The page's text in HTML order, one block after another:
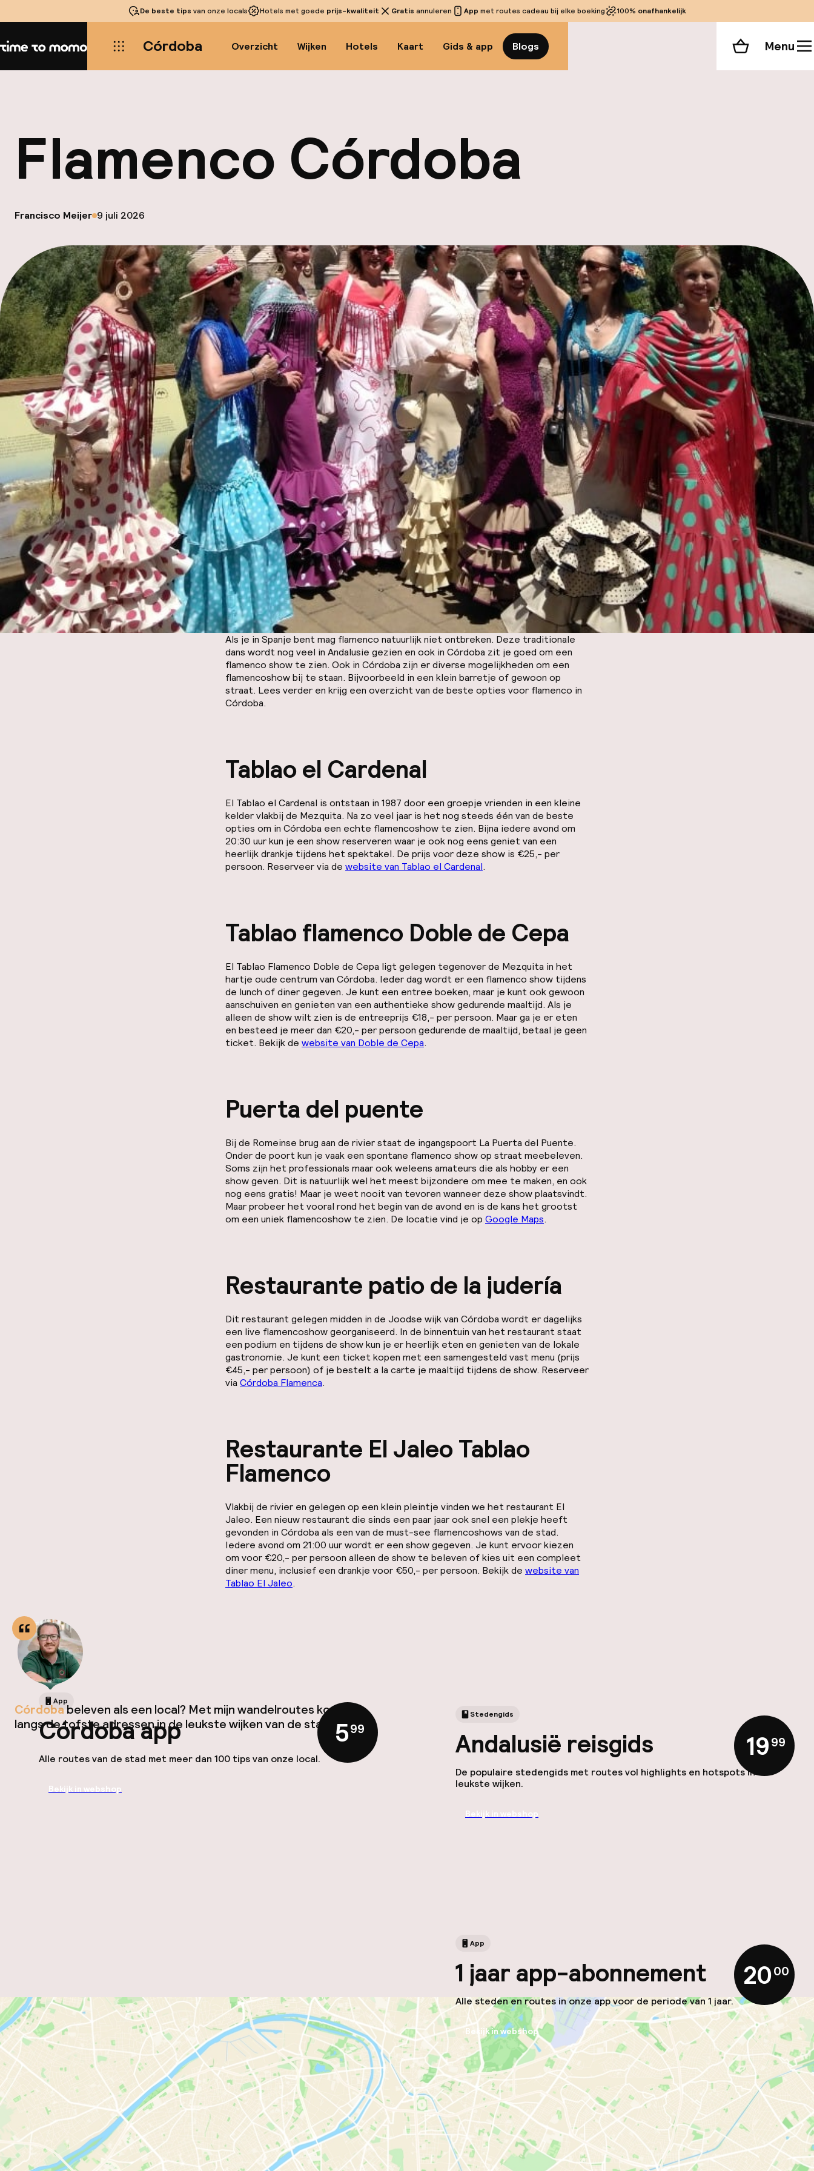
De beste tips van onze locals Hotels met goede prijs-kwaliteit Gratis annuleren App met routes cadeau bij elke boeking 100% onafhankelijk
Home Córdoba Overzicht Wijken Hotels Kaart Gids & app Blogs Winkelmand
Menu
Flamenco Córdoba
Gepubliceerd door
Francisco Meijer op
9 juli 2026
Als je in Spanje bent mag flamenco natuurlijk niet ontbreken. Deze traditionale
dans wordt nog veel in Andalusie gezien en ook in Córdoba zit je goed om een
flamenco show te zien. Ook in Córdoba zijn er diverse mogelijkheden om een
flamencoshow bij te staan. Bijvoorbeeld in een klein barretje of gewoon op
straat. Lees verder en krijg een overzicht van de beste opties voor flamenco in
Córdoba.
Tablao el Cardenal
El Tablao el Cardenal is ontstaan in 1987 door een groepje vrienden in een kleine
kelder vlakbij de Mezquita. Na zo veel jaar is het nog steeds één van de beste
opties om in Córdoba een echte flamencoshow te zien. Bijna iedere avond om
20:30 uur kun je een show reserveren waar je ook nog eens geniet van een
heerlijk drankje tijdens het spektakel. De prijs voor deze show is €25,- per
persoon. Reserveer via de website van Tablao el Cardenal.
Tablao flamenco Doble de Cepa
El Tablao Flamenco Doble de Cepa ligt gelegen tegenover de Mezquita in het
hartje oude centrum van Córdoba. Ieder dag wordt er een flamenco show tijdens
de lunch of diner gegeven. Je kunt een entree boeken, maar je kunt ook gewoon
aanschuiven en genieten van een authentieke show gedurende maaltijd. Als je
alleen de show wilt zien is de entreeprijs €18,- per persoon. Maar ga je er eten
en besteed je meer dan €20,- per persoon gedurende de maaltijd, betaal je geen
ticket. Bekijk de website van Doble de Cepa.
Puerta del puente
Bij de Romeinse brug aan de rivier staat de ingangspoort La Puerta del Puente.
Onder de poort kun je vaak een spontane flamenco show op straat meebeleven.
Soms zijn het professionals maar ook weleens amateurs die als hobby er een
show geven. Dit is natuurlijk wel het meest bijzondere om mee te maken, en ook
nog eens gratis! Maar je weet nooit van tevoren wanneer deze show plaatsvindt.
Maar probeer het vooral rond het begin van de avond en is de kans het grootst
om een uniek flamencoshow te zien. De locatie vind je op Google Maps.
Restaurante patio de la judería
Dit restaurant gelegen midden in de Joodse wijk van Córdoba wordt er dagelijks
een live flamencoshow georganiseerd. In de binnentuin van het restaurant staat
een podium en tijdens de show kun je er heerlijk eten en genieten van de lokale
gastronomie. Je kunt een ticket kopen met een samengesteld vast menu (prijs
€45,- per persoon) of je bestelta la carte je maaltijd tijdens de show. Reserveer
viaCórdoba Flamenca.
Restaurante El Jaleo Tablao
Flamenco
Vlakbij de rivier en gelegen op een klein pleintje vinden we het restaurant El
Jaleo. Een nieuw restaurant die sinds een paar jaar ook snel een plekje heeft
gevonden in Córdoba als een van de must-see flamencoshows van de stad.
Iedere avond om 21:00 uur wordt er een show gegeven. Je kunt ervoor kiezen
om voor €20,- per persoon alleen de show te beleven of kies uit een compleet
diner menu, inclusief een drankje voor €50,- per persoon. Bekijk de website van
Tablao El Jaleo.
Córdobabeleven als een local? Met mijn wandelroutes kom je
langs de tofste adressen in de leukste wijken van de stad.
Stedengids
Andalusië reisgids
De populaire stedengids met routes vol highlights en hotspots in de
leukste wijken.
19,99
Bekijk in webshop
App
Córdoba app
Alle routes van de stad met meer dan 100 tips van onze local.
5,99
Bekijk in webshop
App
1 jaar app-abonnement
Alle steden en routes in onze app voor de periode van 1 jaar.
20,00
Bekijk in webshop